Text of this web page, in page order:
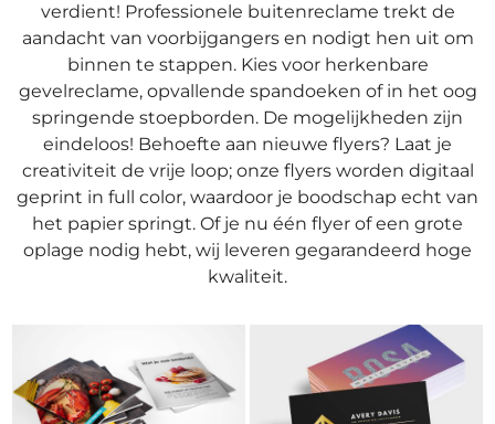
verdient! Professionele buitenreclame trekt de
aandacht van voorbijgangers en nodigt hen uit om
binnen te stappen. Kies voor herkenbare
gevelreclame, opvallende spandoeken of in het oog
springende stoepborden. De mogelijkheden zijn
eindeloos! Behoefte aan nieuwe flyers? Laat je
creativiteit de vrije loop; onze flyers worden digitaal
geprint in full color, waardoor je boodschap echt van
het papier springt. Of je nu één flyer of een grote
oplage nodig hebt, wij leveren gegarandeerd hoge
kwaliteit.